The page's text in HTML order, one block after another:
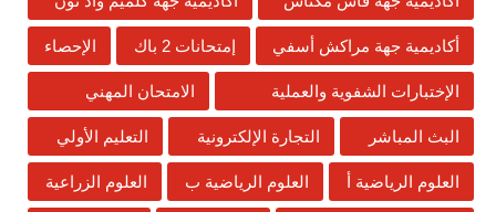
أكاديمية جهة مراكش أسفي إمتحانات 2 باك الإحصاء
الإختبارات الشفوية والعملية الامتحان المهني
البث المباشر التجارة الإلكترونية التعليم الأولي
العلوم الرياضية أ العلوم الرياضية ب العلوم الزراعية